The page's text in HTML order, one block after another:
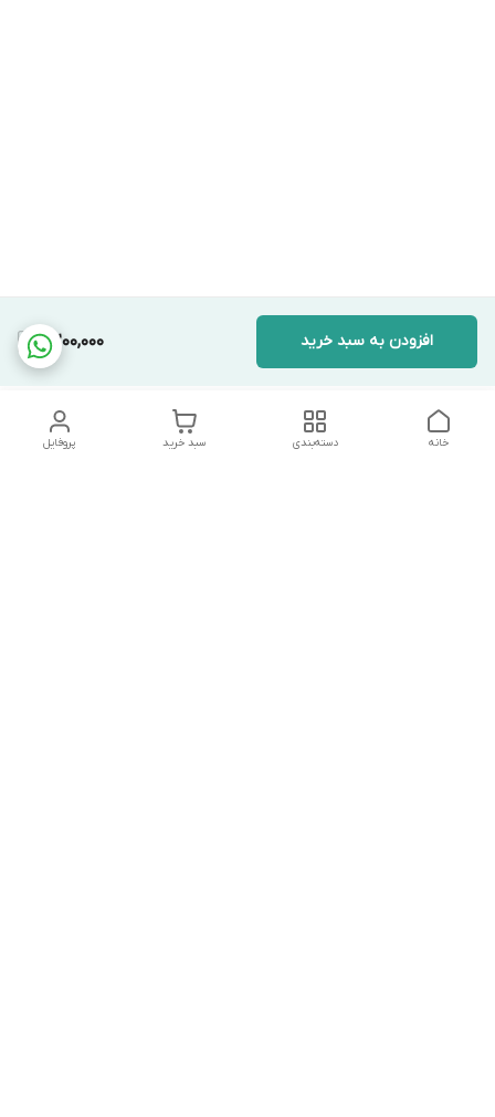
7,200,000 افزودن به سبد خرید
پروفایل سبد خرید دسته‌بندی خانه